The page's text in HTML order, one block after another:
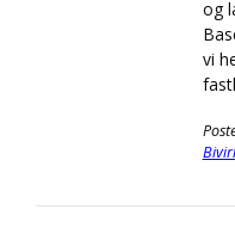
og
vi